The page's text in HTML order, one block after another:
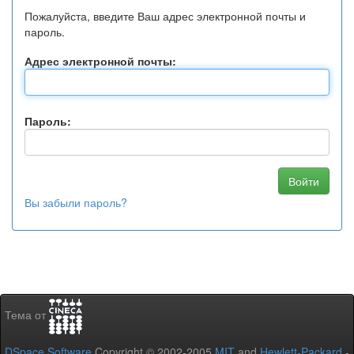
Пожалуйста, введите Ваш адрес электронной почты и
пароль.
Адрес электронной почты:
Пароль:
Вы забыли пароль?
Тема от